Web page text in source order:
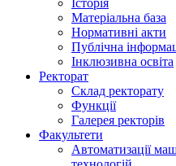
Матеріальна база
Нормативні акти
Публічна
Інклюзивна освіта
Ректорат
Склад ректорату
Функції
Галерея ректорів
Факультети
Автоматизації